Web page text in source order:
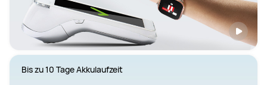
Bis zu 10 Tage Akkulaufzeit